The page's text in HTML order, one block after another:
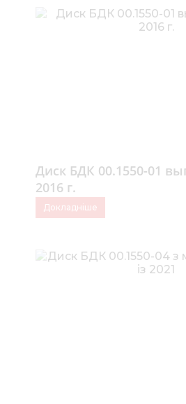
Диск БДК 00.1550-01
2016 г.
Докладніше